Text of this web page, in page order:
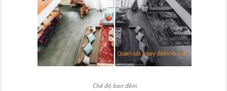
Chế độ ban đêm